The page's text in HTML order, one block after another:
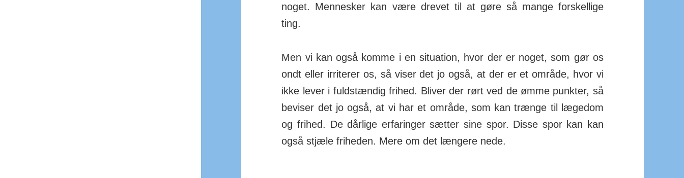
noget. Mennesker kan være drevet til at gøre så mange forskellige
ting.
Men vi kan også komme i en situation, hvor der er noget, som gør os
ondt eller irriterer os, så viser det jo også, at der er et område, hvor vi
ikke lever i fuldstændig frihed. Bliver der rørt ved de ømme punkter, så
beviser det jo også, at vi har et område, som kan trænge til lægedom
og frihed. De dårlige erfaringer sætter sine spor. Disse spor kan kan
også stjæle friheden. Mere om det længere nede.